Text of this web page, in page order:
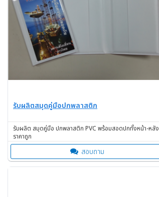
รับผลิตสมุดคู่มือปกพลาสติก
รับผลิต สมุดคู่มือ ปกพลาสติก PVC พร้อมสอดปกทั้งหน้า-หลัง
ราคาถูก
สอบถาม